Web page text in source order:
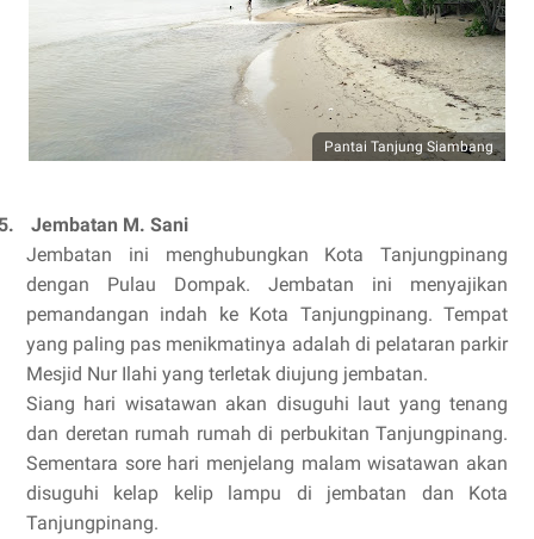
Pantai Tanjung Siambang
Jembatan M. Sani
Jembatan ini menghubungkan Kota Tanjungpinang
dengan Pulau Dompak. Jembatan ini menyajikan
pemandangan indah ke Kota Tanjungpinang. Tempat
yang paling pas menikmatinya adalah di pelataran parkir
Mesjid Nur Ilahi yang terletak diujung jembatan.
Siang hari wisatawan akan disuguhi laut yang tenang
dan deretan rumah rumah di perbukitan Tanjungpinang.
Sementara sore hari menjelang malam wisatawan akan
disuguhi kelap kelip lampu di jembatan dan Kota
Tanjungpinang.